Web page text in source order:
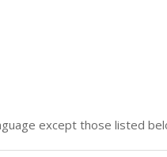
except those listed